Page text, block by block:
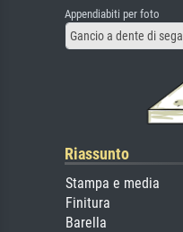
Appendiabiti per foto
Gancio a dente di sega
Riassunto
Stampa e media
Finitura
Barella